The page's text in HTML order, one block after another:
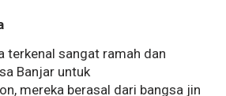
terkenal sangat ramah dan
Banjar untuk
mereka berasal dari bangsa jin